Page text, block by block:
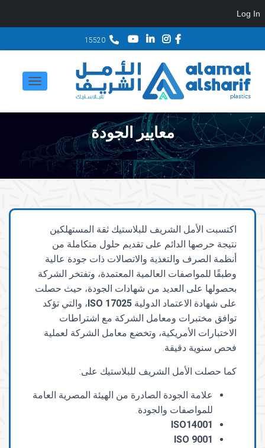
Log In
15520
ت
ب
ل
ا
ت
معايير الجودة
اكتسبت الأمل الشريف للبلاستيك ثقة المستهلكين
نتيجة حرصها الدائم على تقديم حلول متكاملة من
أنظمة الصرف والتغذية والاتصالات ذات جودة عالية
وطبقًا للمواصفات العالمية المعتمدة، وتفتخر الشركة
بحصولها على العديد من شهادات الجودة، حيث حصلت
على شهادة الاعتماد الدولية 17025
ISO، والتي تؤكد
توافق مختبرات ومعامل الشركة مع اشتراطات
الاختبارات الأمريكية، وتخضع معامل الشركة لعملية
فحص سنوية دقيقة.
كما حصلت الأمل الشريف للبلاستيك على:
علامة الجودة الصادرة من الهيئة المصرية العامة
للمواصفات والجودة.
ISO14001
ISO 9001